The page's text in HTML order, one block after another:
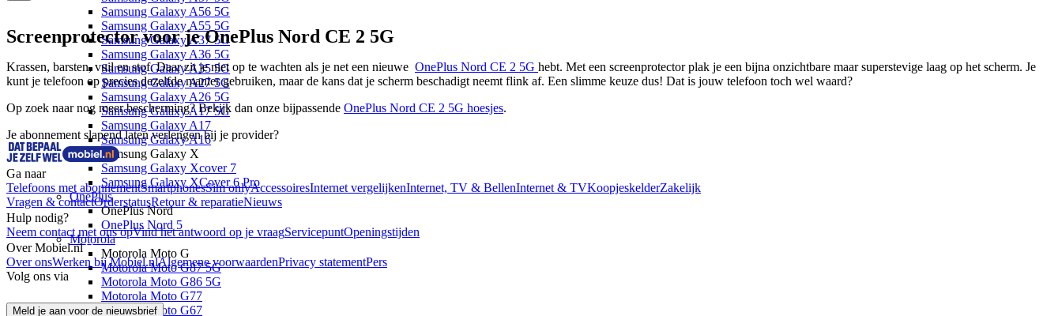
Samsung Galaxy A56 5G
Samsung Galaxy A55 5G
Samsung Galaxy A37 5G
Samsung Galaxy A36 5G
Samsung Galaxy A35 5G
Samsung Galaxy A27 5G
Samsung Galaxy A26 5G
Samsung Galaxy A17 5G
Samsung Galaxy A17
Samsung Galaxy A16
Samsung Galaxy X
Samsung Galaxy Xcover 7
Samsung Galaxy XCover 6 Pro
OnePlus
OnePlus Nord
OnePlus Nord 5
Motorola
Motorola Moto G
Motorola Moto G87 5G
Motorola Moto G86 5G
Motorola Moto G77
Motorola Moto G67
Screenprotector voor je OnePlus Nord CE 2 5G
Krassen, barsten, vuil en stof. Daar zit je niet op te wachten als je net een nieuwe OnePlus Nord CE 2 5G hebt. Met een screenprotector plak je een bijna onzichtbare maar superstevige laag op het scherm. Je
kunt je telefoon op precies dezelfde manier gebruiken, maar de kans dat je scherm beschadigt neemt flink af. Een slimme keuze dus! Dat is jouw telefoon toch wel waard?
Op zoek naar nog meer bescherming? Bekijk dan onze bijpassende OnePlus Nord CE 2 5G hoesjes.
Je abonnement slapend laten verlengen bij je provider?
Ga naar
Telefoons met abonnementSmartphonesSim onlyAccessoiresInternet vergelijkenInternet, TV & BellenInternet & TVKoopjeskelderZakelijk
Vragen & contactOrderstatusRetour & reparatieNieuws
Hulp nodig?
Neem contact met ons opVind het antwoord op je vraagServicepuntOpeningstijden
Over Mobiel.nl
Over onsWerken bij Mobiel.nlAlgemene voorwaardenPrivacy statementPers
Volg ons via
Meld je aan voor de nieuwsbrief